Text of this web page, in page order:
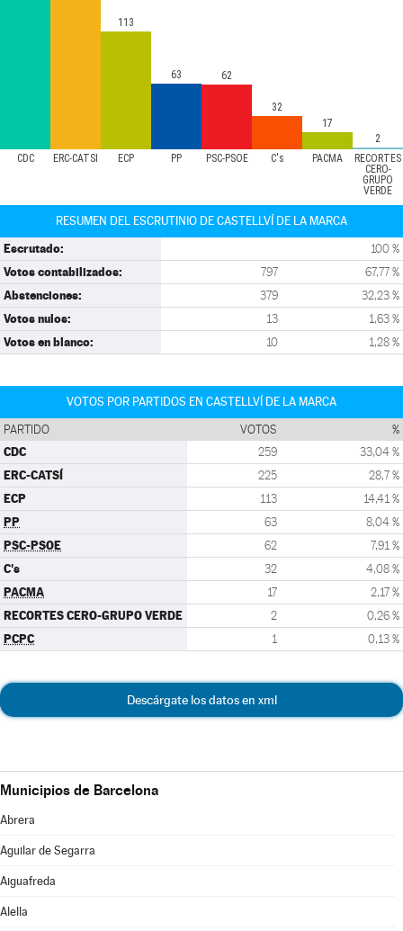
CDC ERC-CATSÍ ECP PP PSC-PSOE C's PACMA
RECORTES
CERO-
GRUPO
VERDE
113
63 62
32
17
2
RESUMEN DEL ESCRUTINIO DE CASTELLVÍ DE LA MARCA
Escrutado: 100 %
Votos contabilizados: 797 67,77 %
Abstenciones: 379 32,23 %
Votos nulos: 13 1,63 %
Votos en blanco: 10 1,28 %
VOTOS POR PARTIDOS EN CASTELLVÍ DE LA MARCA
PARTIDO VOTOS %
CDC 259 33,04 %
ERC-CATSÍ 225 28,7 %
ECP 113 14,41 %
PP 63 8,04 %
PSC-PSOE 62 7,91 %
C's 32 4,08 %
PACMA 17 2,17 %
RECORTES CERO-GRUPO VERDE 2 0,26 %
PCPC 1 0,13 %
Descárgate los datos en xml
Municipios de Barcelona
Abrera
Aguilar de Segarra
Aiguafreda
Alella